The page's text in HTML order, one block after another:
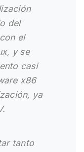
del
el
y se
casi
x86
ya
tanto